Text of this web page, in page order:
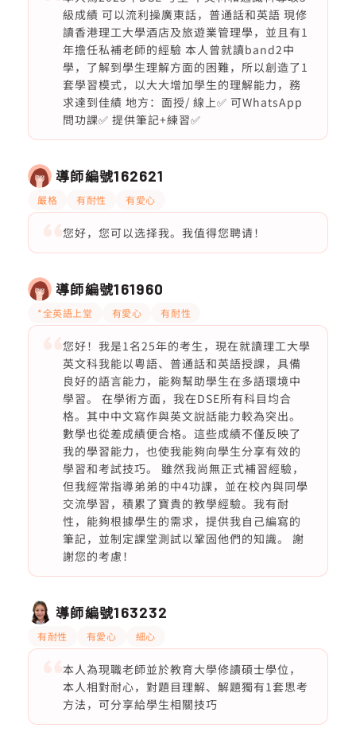
級成績 可以流利操廣東話，普通話和英語 現修
讀香港理工大學酒店及旅遊業管理學，並且有1
年擔任私補老師的經驗 本人曾就讀band2中
學，了解到學生理解方面的困難，所以創造了1
套學習模式，以大大增加學生的理解能力，務
求達到佳績 地方：面授/ 線上✅ 可WhatsApp
問功課✅ 提供筆記+練習✅
導師編號162621
嚴格 有耐性 有愛心
您好，您可以选择我。我值得您聘请！
導師編號161960
*全英語上堂 有愛心 有耐性
您好！我是1名25年的考生，現在就讀理工大學
英文科我能以粵語、普通話和英語授課，具備
良好的語言能力，能夠幫助學生在多語環境中
學習。 在學術方面，我在DSE所有科目均合
格。其中中文寫作與英文說話能力較為突出。
數學也從差成績便合格。這些成績不僅反映了
我的學習能力，也使我能夠向學生分享有效的
學習和考試技巧。 雖然我尚無正式補習經驗，
但我經常指導弟弟的中4功課，並在校內與同學
交流學習，積累了寶貴的教學經驗。我有耐
性，能夠根據學生的需求，提供我自己編寫的
筆記，並制定課堂測試以鞏固他們的知識。 謝
謝您的考慮！
導師編號163232
有耐性 有愛心 細心
本人為現職老師並於教育大學修讀碩士學位，
本人相對耐心，對題目理解、解題獨有1套思考
方法，可分享給學生相關技巧